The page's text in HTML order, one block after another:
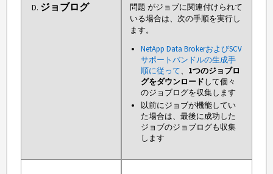
ジョブログ
問題 がジョブに関連付けられて
いる場合は、次の手順を実行し
ます。
NetApp Data BrokerおよびSCV
サポートバンドルの生成手
順に従って、 1つのジョブロ
グをダウンロードして個々
のジョブログを収集します
以前にジョブが機能してい
た場合は、最後に成功した
ジョブのジョブログも収集
します